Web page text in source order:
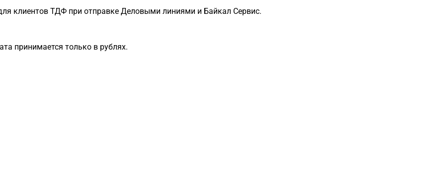
клиентов ТДФ при отправке Деловыми линиями и Байкал Сервис.
принимается только в рублях.